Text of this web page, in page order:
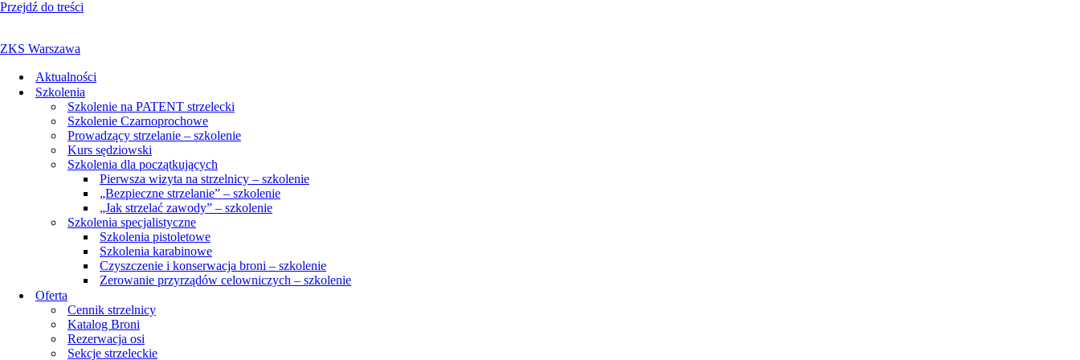
Przejdź do treści
ZKS Warszawa
Aktualności
Szkolenia
Szkolenie na PATENT strzelecki
Szkolenie Czarnoprochowe
Prowadzący strzelanie – szkolenie
Kurs sędziowski
Szkolenia dla początkujących
Pierwsza wizyta na strzelnicy – szkolenie
„Bezpieczne strzelanie” – szkolenie
„Jak strzelać zawody” – szkolenie
Szkolenia specjalistyczne
Szkolenia pistoletowe
Szkolenia karabinowe
Czyszczenie i konserwacja broni – szkolenie
Zerowanie przyrządów celowniczych – szkolenie
Oferta
Cennik strzelnicy
Katalog Broni
Rezerwacja osi
Sekcje strzeleckie